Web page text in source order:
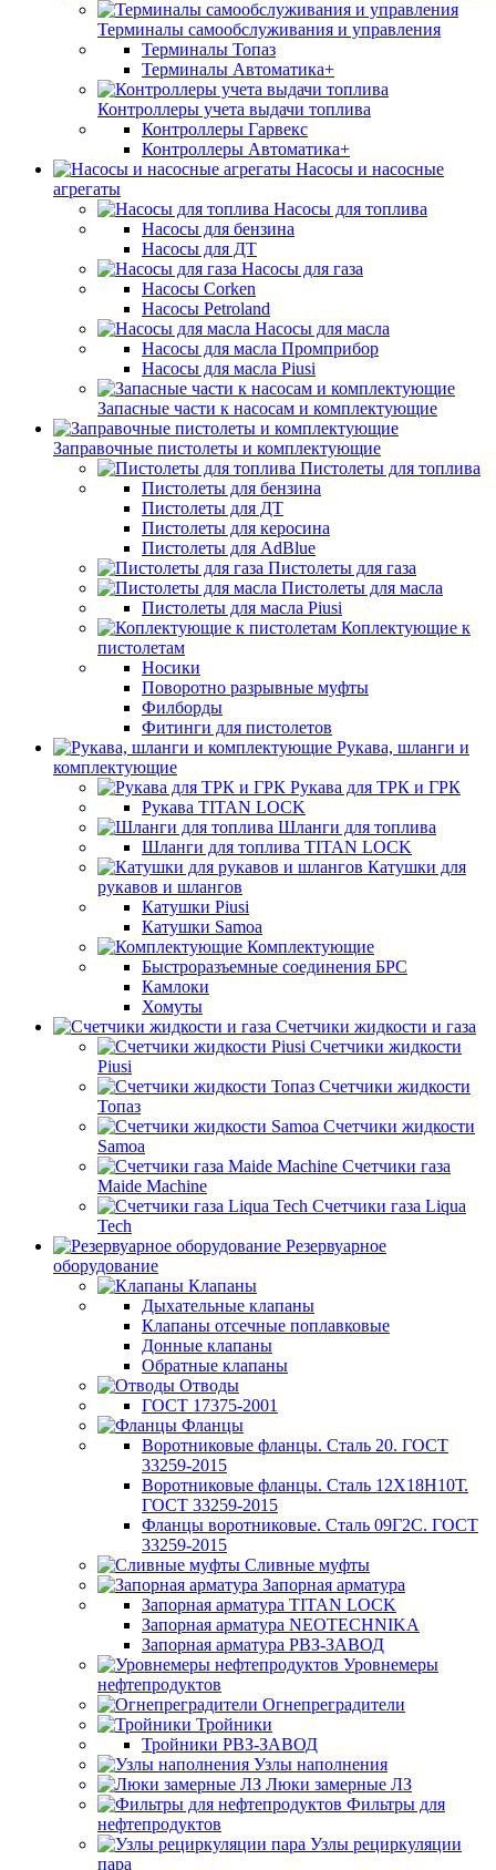
Терминалы самообслуживания и управления
Терминалы Топаз
Терминалы Автоматика+
Контроллеры учета выдачи топлива
Контроллеры Гарвекс
Контроллеры Автоматика+
Насосы и насосные
агрегаты
Насосы для топлива
Насосы для бензина
Насосы для ДТ
Насосы для газа
Насосы Corken
Насосы Petroland
Насосы для масла
Насосы для масла Промприбор
Насосы для масла Piusi
Запасные части к насосам и комплектующие
Заправочные пистолеты и комплектующие
Пистолеты для топлива
Пистолеты для бензина
Пистолеты для ДТ
Пистолеты для керосина
Пистолеты для AdBlue
Пистолеты для газа
Пистолеты для масла
Пистолеты для масла Piusi
Коплектующие к
пистолетам
Носики
Поворотно разрывные муфты
Филборды
Фитинги для пистолетов
Рукава, шланги и
комплектующие
Рукава для ТРК и ГРК
Рукава TITAN LOCK
Шланги для топлива
Шланги для топлива TITAN LOCK
Катушки для
рукавов и шлангов
Катушки Piusi
Катушки Samoa
Комплектующие
Быстроразъемные соединения БРС
Камлоки
Хомуты
Счетчики жидкости и газа
Счетчики жидкости
Piusi
Счетчики жидкости
Топаз
Счетчики жидкости
Samoa
Счетчики газа
Maide Machine
Счетчики газа Liqua
Tech
Резервуарное
оборудование
Клапаны
Дыхательные клапаны
Клапаны отсечные поплавковые
Донные клапаны
Обратные клапаны
Отводы
ГОСТ 17375-2001
Фланцы
Воротниковые фланцы. Сталь 20. ГОСТ
33259-2015
Воротниковые фланцы. Сталь 12Х18Н10Т.
ГОСТ 33259-2015
Фланцы воротниковые. Сталь 09Г2С. ГОСТ
33259-2015
Сливные муфты
Запорная арматура
Запорная арматура TITAN LOCK
Запорная арматура NEOTECHNIKA
Запорная арматура РВЗ-ЗАВОД
Уровнемеры
нефтепродуктов
Огнепреградители
Тройники
Тройники РВЗ-ЗАВОД
Узлы наполнения
Люки замерные ЛЗ
Фильтры для
нефтепродуктов
Узлы рециркуляции
пара